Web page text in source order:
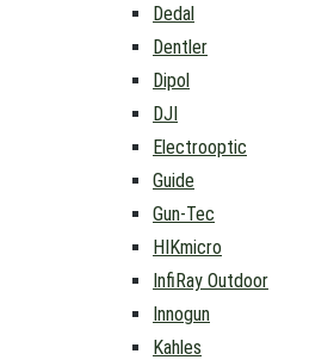
Dedal
Dentler
Dipol
DJI
Electrooptic
Guide
Gun-Tec
HIKmicro
InfiRay Outdoor
Innogun
Kahles